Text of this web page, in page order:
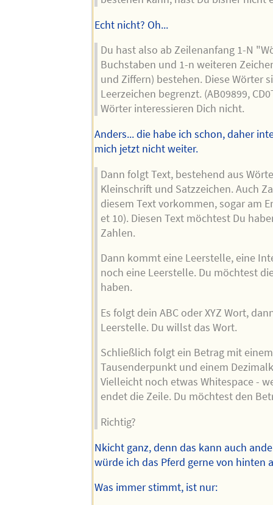
Echt nicht? Oh...
Du hast also ab Zeilenanfang 1-N
Buchstaben und 1-n weiteren
und Ziffern) bestehen. Diese Wörter
Leerzeichen begrenzt. (AB09899,
Wörter interessieren Dich nicht.
Anders... die habe ich schon, daher
mich jetzt nicht weiter.
Dann folgt Text, bestehend aus
Kleinschrift und Satzzeichen. Auch
diesem Text vorkommen, sogar am
et 10). Diesen Text möchtest Du
Zahlen.
Dann kommt eine Leerstelle, eine
noch eine Leerstelle. Du möchtest
haben.
Es folgt dein ABC oder XYZ Wort,
Leerstelle. Du willst das Wort.
Schließlich folgt ein Betrag mit einem
Tausenderpunkt und einem
Vielleicht noch etwas Whitespace -
endet die Zeile. Du möchtest den
Richtig?
Nkicht ganz, denn das kann auch
würde ich das Pferd gerne von hinten
Was immer stimmt, ist nur: